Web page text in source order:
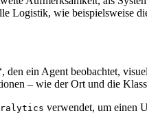
Logistik, wie beispielsweise
den ein Agent beobachtet,
– wie der Ort und die
verwendet, um einen